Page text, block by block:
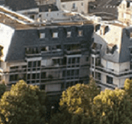
colonnes
les colonnes affichées
on partage
AVF